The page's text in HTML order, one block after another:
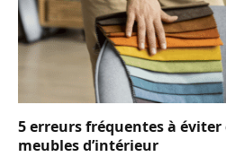
5 erreurs fréquentes à
meubles d’intérieur